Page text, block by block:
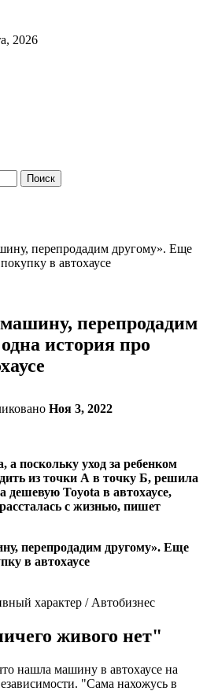
2026
перепродадим другому». Еще
в автохаусе
перепродадим
история про
Ноя 3, 2022
а поскольку уход за ребенком
из точки А в точку Б, решила
Toyota в автохаусе,
с жизнью, пишет
характер / Автобизнес
живого нет"
нашла машину в автохаусе на
"Сама нахожусь в